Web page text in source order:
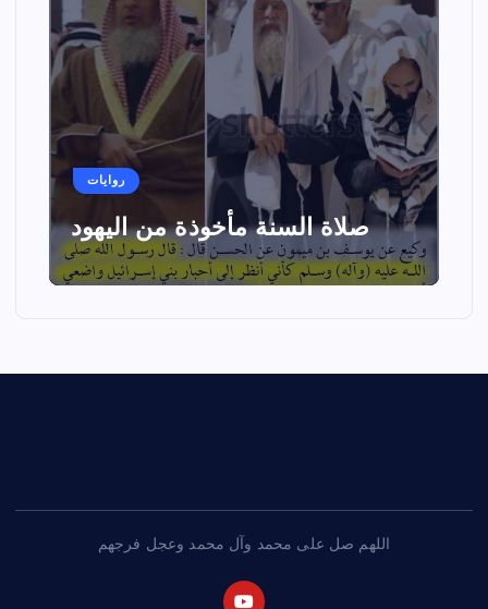
روايات
صلاة السنة مأخوذة من اليهود
اللهم صل على محمد وآل محمد وعجل فرجهم